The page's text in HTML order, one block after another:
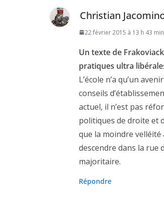
Christian
22 février 2015 à 13 h 43 min
Un texte de
pratiques ultra
L’école n’a qu’un
conseils
actuel, il n’est pas
politiques de droite et
que la moindre
descendre dans la rue
majoritaire.
Répondre